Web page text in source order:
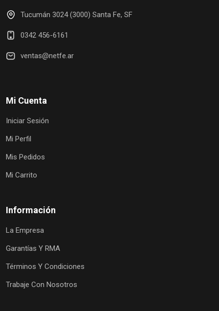
Tucumán 3024 (3000) Santa Fe, SF
0342 456-6161
ventas@netfe.ar
Mi Cuenta
Iniciar Sesión
Mi Perfil
Mis Pedidos
Mi Carrito
Información
La Empresa
Garantías Y RMA
Términos Y Condiciones
Trabaje Con Nosotros